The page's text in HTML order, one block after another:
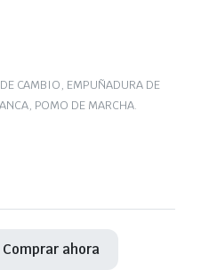
CAMBIO, EMPUÑADURA DE
POMO DE MARCHA.
Comprar ahora